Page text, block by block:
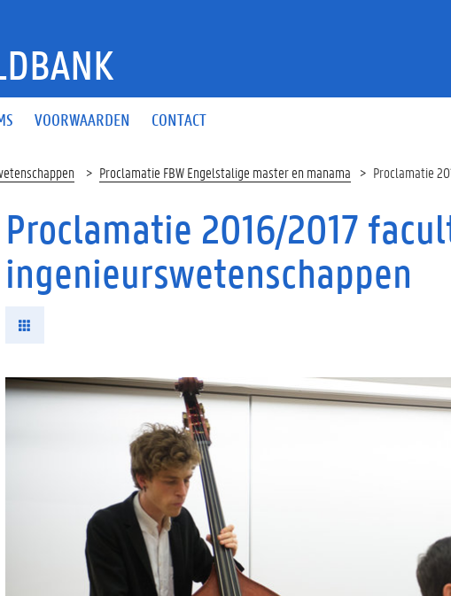
VOORWAARDEN CONTACT
Proclamatie FBW Engelstalige master en manama Proclamatie
Proclamatie 2016/2017
ingenieurswetenschappen